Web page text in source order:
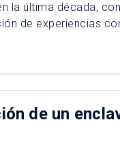
la última década,
de experiencias
de un